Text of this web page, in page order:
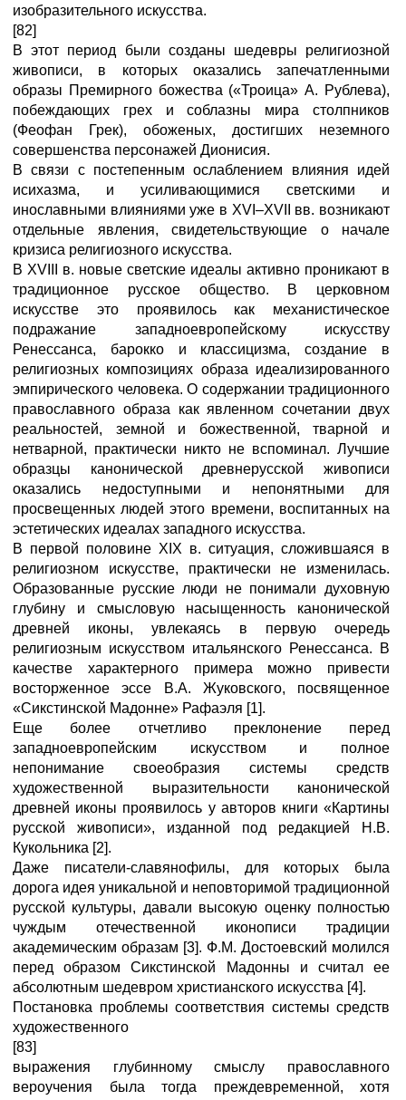
изобразительного искусства.
[82]
В этот период были созданы шедевры религиозной
живописи, в которых оказались запечатленными
образы Премирного божества («Троица» А. Рублева),
побеждающих грех и соблазны мира столпников
(Феофан Грек), обоженых, достигших неземного
совершенства персонажей Дионисия.
В связи с постепенным ослаблением влияния идей
исихазма, и усиливающимися светскими и
инославными влияниями уже в XVI–XVII вв. возникают
отдельные явления, свидетельствующие о начале
кризиса религиозного искусства.
В XVIII в. новые светские идеалы активно проникают в
традиционное русское общество. В церковном
искусстве это проявилось как механистическое
подражание западноевропейскому искусству
Ренессанса, барокко и классицизма, создание в
религиозных композициях образа идеализированного
эмпирического человека. О содержании традиционного
православного образа как явленном сочетании двух
реальностей, земной и божественной, тварной и
нетварной, практически никто не вспоминал. Лучшие
образцы канонической древнерусской живописи
оказались недоступными и непонятными для
просвещенных людей этого времени, воспитанных на
эстетических идеалах западного искусства.
В первой половине XIX в. ситуация, сложившаяся в
религиозном искусстве, практически не изменилась.
Образованные русские люди не понимали духовную
глубину и смысловую насыщенность канонической
древней иконы, увлекаясь в первую очередь
религиозным искусством итальянского Ренессанса. В
качестве характерного примера можно привести
восторженное эссе В.А. Жуковского, посвященное
«Сикстинской Мадонне» Рафаэля [1].
Еще более отчетливо преклонение перед
западноевропейским искусством и полное
непонимание своеобразия системы средств
художественной выразительности канонической
древней иконы проявилось у авторов книги «Картины
русской живописи», изданной под редакцией Н.В.
Кукольника [2].
Даже писатели-славянофилы, для которых была
дорога идея уникальной и неповторимой традиционной
русской культуры, давали высокую оценку полностью
чуждым отечественной иконописи традиции
академическим образам [3]. Ф.М. Достоевский молился
перед образом Сикстинской Мадонны и считал ее
абсолютным шедевром христианского искусства [4].
Постановка проблемы соответствия системы средств
художественного
[83]
выражения глубинному смыслу православного
вероучения была тогда преждевременной, хотя